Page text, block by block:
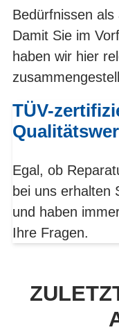
Bedürfnissen
Damit Sie im
haben wir hier
TÜV-
Egal, ob
bei uns erhalten
und haben
Ihre Fragen.